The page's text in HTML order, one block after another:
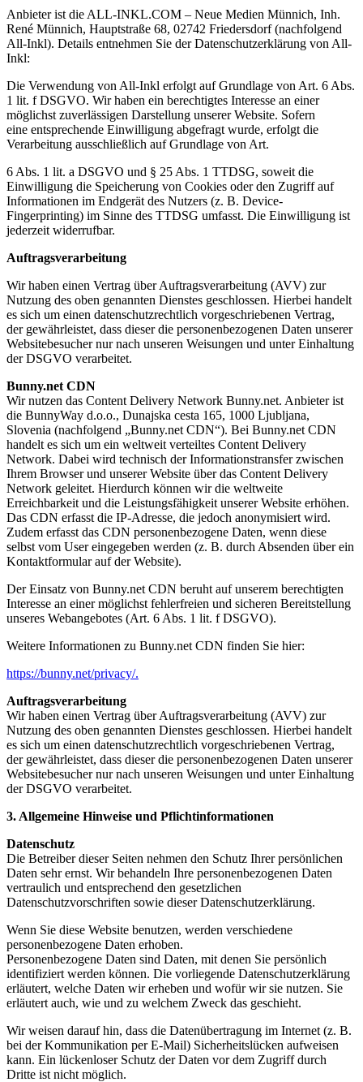
Anbieter ist die ALL-INKL.COM – Neue Medien Münnich, Inh.
René Münnich, Hauptstraße 68, 02742 Friedersdorf (nachfolgend
All-Inkl). Details entnehmen Sie der Datenschutzerklärung von All-
Inkl:
Die Verwendung von All-Inkl erfolgt auf Grundlage von Art. 6 Abs.
1 lit. f DSGVO. Wir haben ein berechtigtes Interesse an einer
möglichst zuverlässigen Darstellung unserer Website. Sofern
eine entsprechende Einwilligung abgefragt wurde, erfolgt die
Verarbeitung ausschließlich auf Grundlage von Art.
6 Abs. 1 lit. a DSGVO und § 25 Abs. 1 TTDSG, soweit die
Einwilligung die Speicherung von Cookies oder den Zugriff auf
Informationen im Endgerät des Nutzers (z. B. Device-
Fingerprinting) im Sinne des TTDSG umfasst. Die Einwilligung ist
jederzeit widerrufbar.
Auftragsverarbeitung
Wir haben einen Vertrag über Auftragsverarbeitung (AVV) zur
Nutzung des oben genannten Dienstes geschlossen. Hierbei handelt
es sich um einen datenschutzrechtlich vorgeschriebenen Vertrag,
der gewährleistet, dass dieser die personenbezogenen Daten unserer
Websitebesucher nur nach unseren Weisungen und unter Einhaltung
der DSGVO verarbeitet.
Bunny.net CDN
Wir nutzen das Content Delivery Network Bunny.net. Anbieter ist
die BunnyWay d.o.o., Dunajska cesta 165, 1000 Ljubljana,
Slovenia (nachfolgend „Bunny.net CDN“). Bei Bunny.net CDN
handelt es sich um ein weltweit verteiltes Content Delivery
Network. Dabei wird technisch der Informationstransfer zwischen
Ihrem Browser und unserer Website über das Content Delivery
Network geleitet. Hierdurch können wir die weltweite
Erreichbarkeit und die Leistungsfähigkeit unserer Website erhöhen.
Das CDN erfasst die IP-Adresse, die jedoch anonymisiert wird.
Zudem erfasst das CDN personenbezogene Daten, wenn diese
selbst vom User eingegeben werden (z. B. durch Absenden über ein
Kontaktformular auf der Website).
Der Einsatz von Bunny.net CDN beruht auf unserem berechtigten
Interesse an einer möglichst fehlerfreien und sicheren Bereitstellung
unseres Webangebotes (Art. 6 Abs. 1 lit. f DSGVO).
Weitere Informationen zu Bunny.net CDN finden Sie hier:
https://bunny.net/privacy/.
Auftragsverarbeitung
Wir haben einen Vertrag über Auftragsverarbeitung (AVV) zur
Nutzung des oben genannten Dienstes geschlossen. Hierbei handelt
es sich um einen datenschutzrechtlich vorgeschriebenen Vertrag,
der gewährleistet, dass dieser die personenbezogenen Daten unserer
Websitebesucher nur nach unseren Weisungen und unter Einhaltung
der DSGVO verarbeitet.
3. Allgemeine Hinweise und Pflichtinformationen
Datenschutz
Die Betreiber dieser Seiten nehmen den Schutz Ihrer persönlichen
Daten sehr ernst. Wir behandeln Ihre personenbezogenen Daten
vertraulich und entsprechend den gesetzlichen
Datenschutzvorschriften sowie dieser Datenschutzerklärung.
Wenn Sie diese Website benutzen, werden verschiedene
personenbezogene Daten erhoben.
Personenbezogene Daten sind Daten, mit denen Sie persönlich
identifiziert werden können. Die vorliegende Datenschutzerklärung
erläutert, welche Daten wir erheben und wofür wir sie nutzen. Sie
erläutert auch, wie und zu welchem Zweck das geschieht.
Wir weisen darauf hin, dass die Datenübertragung im Internet (z. B.
bei der Kommunikation per E-Mail) Sicherheitslücken aufweisen
kann. Ein lückenloser Schutz der Daten vor dem Zugriff durch
Dritte ist nicht möglich.